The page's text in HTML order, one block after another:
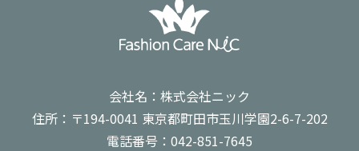
会社名：株式会社ニック
住所：〒194-0041 東京都町田市玉川学園2-6-7-202
電話番号：042-851-7645